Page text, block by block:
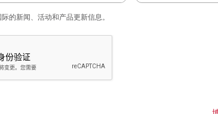
的新闻、活动和产品更新信息。